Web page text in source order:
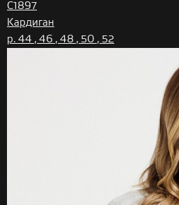
C1897
Кардиган
р. 44 , 46 , 48 , 50 , 52